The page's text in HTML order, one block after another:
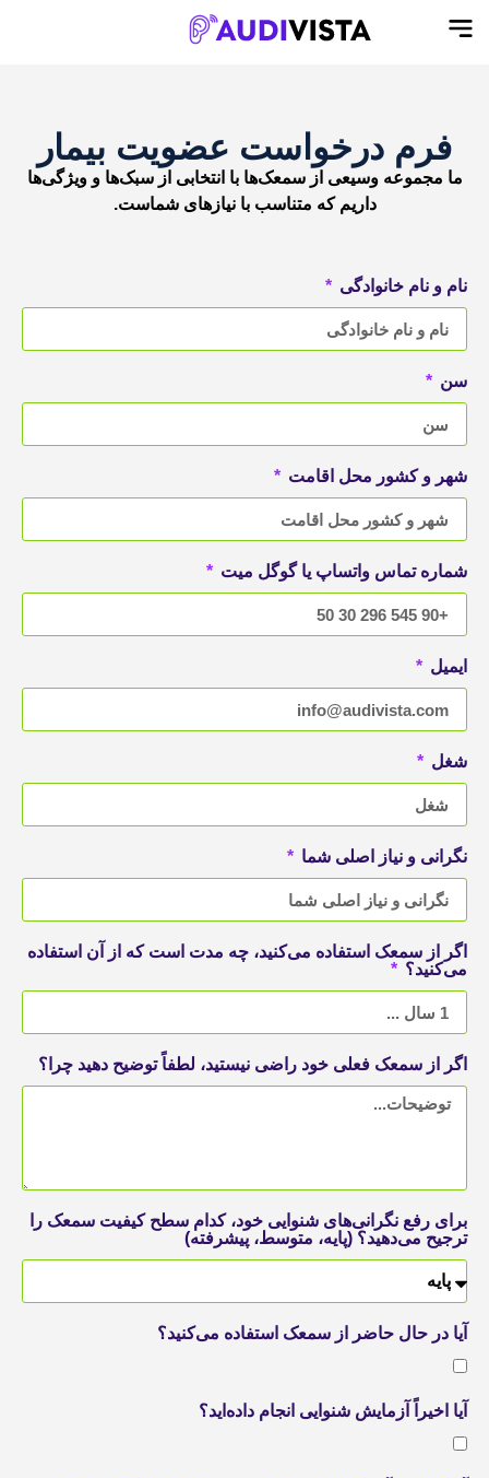
فرم درخواست عضویت بیمار
ما مجموعه وسیعی از سمعک‌ها با انتخابی از سبک‌ها و ویژگی‌ها
داریم که متناسب با نیازهای شماست.
نام و نام خانوادگی
سن
شهر و کشور محل اقامت
شماره تماس واتساپ یا گوگل میت
ایمیل
شغل
نگرانی و نیاز اصلی شما
اگر از سمعک استفاده می‌کنید، چه مدت است که از آن استفاده
می‌کنید؟
اگر از سمعک فعلی خود راضی نیستید، لطفاً توضیح دهید چرا؟
برای رفع نگرانی‌های شنوایی خود، کدام سطح کیفیت سمعک را
ترجیح می‌دهید؟ (پایه، متوسط، پیشرفته)
آیا در حال حاضر از سمعک استفاده می‌کنید؟
آیا اخیراً آزمایش شنوایی انجام داده‌اید؟